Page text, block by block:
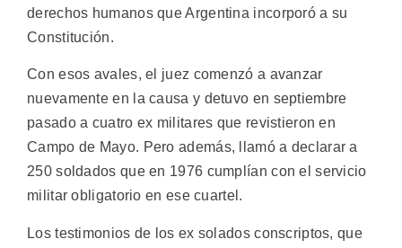
derechos humanos que Argentina incorporó a su
Constitución.
Con esos avales, el juez comenzó a avanzar
nuevamente en la causa y detuvo en septiembre
pasado a cuatro ex militares que revistieron en
Campo de Mayo. Pero además, llamó a declarar a
250 soldados que en 1976 cumplían con el servicio
militar obligatorio en ese cuartel.
Los testimonios de los ex solados conscriptos, que